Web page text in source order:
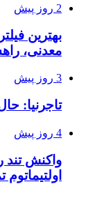
2 روز پیش
بهترین
معدنی،
3 روز پیش
تاجرنیا:
4 روز پیش
واکنش تند